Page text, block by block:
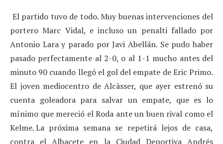
El partido tuvo de todo. Muy buenas intervenciones del
portero Marc Vidal, e incluso un penalti fallado por
Antonio Lara y parado por Javi Abellán. Se pudo haber
pasado perfectamente al 2-0, o al 1-1 mucho antes del
minuto 90 cuando llegó el gol del empate de Eric Primo.
El joven mediocentro de Alcàsser, que ayer estrenó su
cuenta goleadora para salvar un empate, que es lo
mínimo que mereció el Roda ante un buen rival como el
Kelme. La próxima semana se repetirá lejos de casa,
contra el Albacete en la Ciudad Deportiva Andrés